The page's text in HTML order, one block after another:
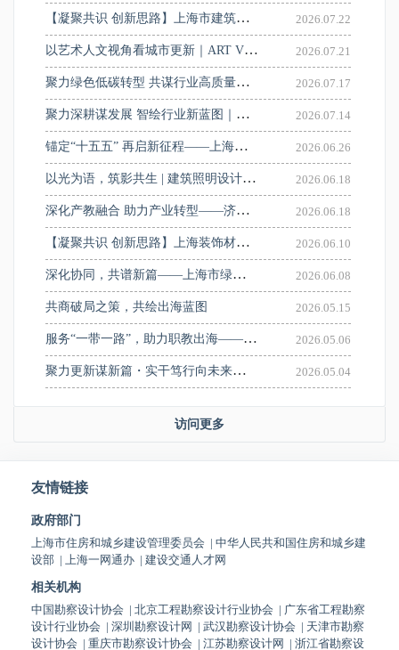
【凝聚共识 创新思路】上海市建筑装饰材料品牌走进建筑设计院系列活动——走进申都设计集团有限公司 2026.07.22
以艺术人文视角看城市更新｜ART VIEW人文艺术城市更新专题研讨会顺利举办 2026.07.21
聚力绿色低碳转型 共谋行业高质量发展——协会工业设计分会会员（理事）大会在惠生工程顺利召开 2026.07.17
聚力深耕谋发展 智绘行业新蓝图｜上海市勘察设计行业协会建筑设计分会二届二次会员大会圆满召开 2026.07.14
锚定“十五五” 再启新征程——上海市勘察设计行业协会召开九届七次理事会 2026.06.26
以光为语，筑影共生 | 建筑照明设计与技术交流会圆满举办 2026.06.18
深化产教融合 助力产业转型——济光学院校长贺鹏飞带队赴华东建筑设计研究院访企拓岗 2026.06.18
【凝聚共识 创新思路】上海装饰材料品牌走进建筑设计院系列活动——走进中国建筑上海设计研究院有限公司 2026.06.10
深化协同，共谱新篇——上海市绿色建筑协会来访交流座谈 2026.06.08
共商破局之策，共绘出海蓝图 2026.05.15
服务“一带一路”，助力职教出海——济光学院举行中亚人居环境创新中心揭牌暨“AI+人居环境”国际教学工作坊启动仪式 2026.05.06
聚力更新谋新篇・实干笃行向未来——上设协城市更新分会组织参观上海大歌剧院并顺利召开一届七次会长会议 2026.05.04
访问更多
友情链接
政府部门
上海市住房和城乡建设管理委员会 | 中华人民共和国住房和城乡建
设部 | 上海一网通办 | 建设交通人才网
相关机构
中国勘察设计协会 | 北京工程勘察设计行业协会 | 广东省工程勘察
设计行业协会 | 深圳勘察设计网 | 武汉勘察设计协会 | 天津市勘察
设计协会 | 重庆市勘察设计协会 | 江苏勘察设计网 | 浙江省勘察设